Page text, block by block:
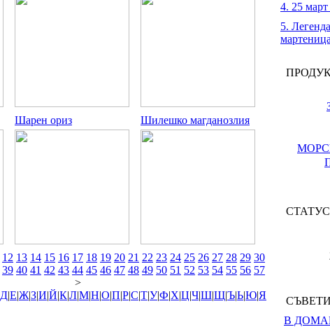
Шарен ориз Шилешко магданозлия
12 13 14 15 16 17 18 19 20 21 22 23 24 25 26 27 28 29 30
39 40 41 42 43 44 45 46 47 48 49 50 51 52 53 54 55 56 57
>
Д|Е|Ж|З|И|Й|К|Л|М|Н|О|П|Р|С|Т|У|Ф|Х|Ц|Ч|Ш|Щ|Ъ|Ь|Ю|Я
4. 25
5.
СТАТУС
СЪВЕТИ
В